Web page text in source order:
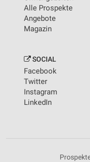
Alle Prospekte
Angebote
Magazin
SOCIAL
Facebook
Twitter
Instagram
LinkedIn